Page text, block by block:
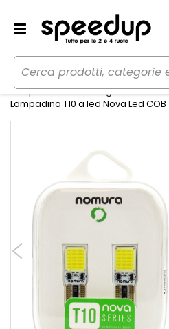
Home Auto
Illuminazione
Luci per interni e di segnalazione
Lampadina T10 a led Nova Led COB